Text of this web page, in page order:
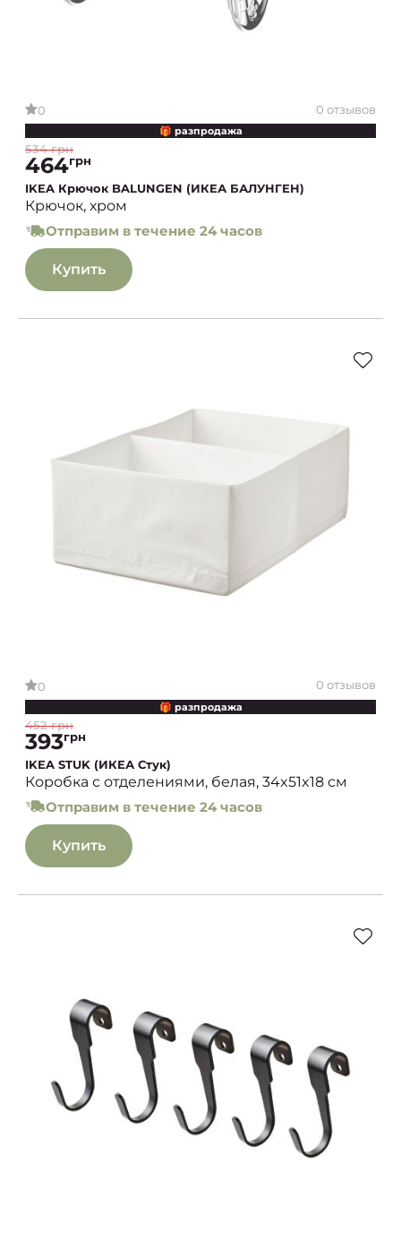
0 0 отзывов
🎁 разпродажа
534 грн
464грн
IKEA Крючок BALUNGEN (ИКЕА БАЛУНГЕН)
Крючок, хром
Отправим в течение 24 часов
Купить
0 0 отзывов
🎁 разпродажа
452 грн
393грн
IKEA STUK (ИКЕА Стук)
Коробка с отделениями, белая, 34x51x18 см
Отправим в течение 24 часов
Купить